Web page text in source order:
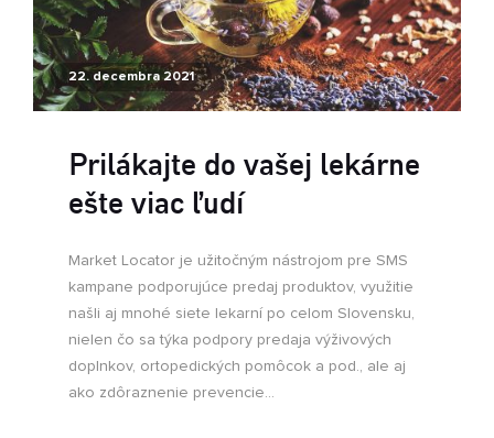
22. decembra 2021
Prilákajte do vašej lekárne
ešte viac ľudí
Market Locator je užitočným nástrojom pre SMS
kampane podporujúce predaj produktov, využitie
našli aj mnohé siete lekarní po celom Slovensku,
nielen čo sa týka podpory predaja výživových
doplnkov, ortopedických pomôcok a pod., ale aj
ako zdôraznenie prevencie...